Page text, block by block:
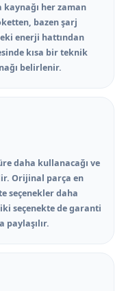
kaynağı her zaman
bazen şarj
enerji hattından
kısa bir teknik
belirlenir.
daha kullanacağı ve
Orijinal parça en
seçenekler daha
seçenekte de garanti
paylaşılır.